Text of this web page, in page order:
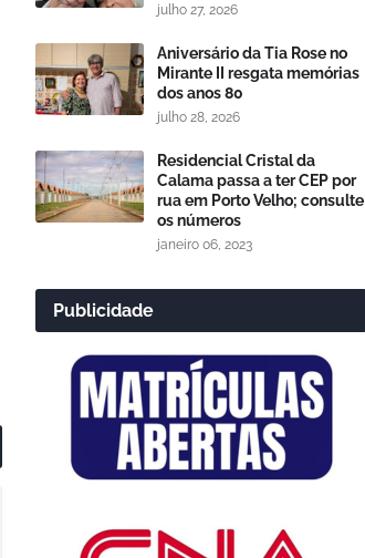
julho 27, 2026
Aniversário da Tia Rose no
Mirante II resgata memórias
dos anos 80
julho 28, 2026
Residencial Cristal da
Calama passa a ter CEP por
rua em Porto Velho; consulte
os números
janeiro 06, 2023
Publicidade